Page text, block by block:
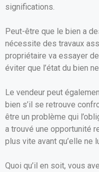
significations.
Peut-être que le bien a
nécessite des travaux
propriétaire va essayer
éviter que l’état du bien
Le vendeur peut
bien s’il se retrouve
être un problème qui
a trouvé une opportunité
plus vite avant qu’elle ne
Quoi qu’il en soit, vous